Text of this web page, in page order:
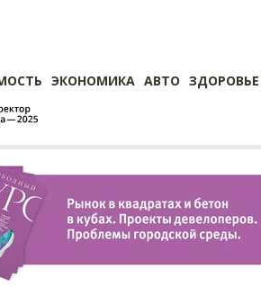
ЭКОНОМИКА АВТО ЗДОРОВЬЕ